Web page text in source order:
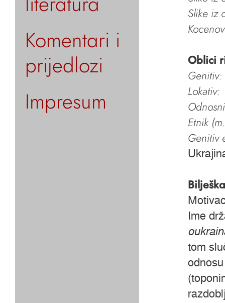
Komentari i
prijedlozi
Impresum
Slike iz
Oblici
Genitiv:
Lokativ:
Etnik
Genitiv
Bilješka
Ime
tom